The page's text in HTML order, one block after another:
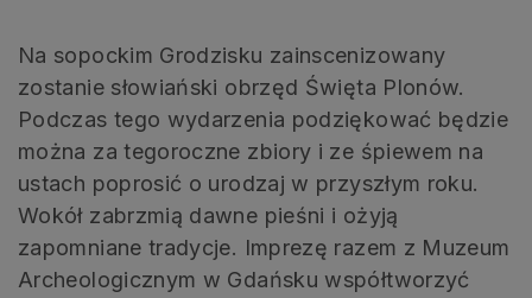
Na sopockim Grodzisku zainscenizowany
zostanie słowiański obrzęd Święta Plonów.
Podczas tego wydarzenia podziękować będzie
można za tegoroczne zbiory i ze śpiewem na
ustach poprosić o urodzaj w przyszłym roku.
Wokół zabrzmią dawne pieśni i ożyją
zapomniane tradycje. Imprezę razem z Muzeum
Archeologicznym w Gdańsku współtworzyć